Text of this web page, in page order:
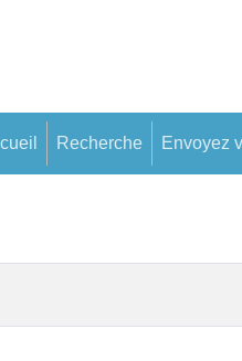
Recherche Envoyez